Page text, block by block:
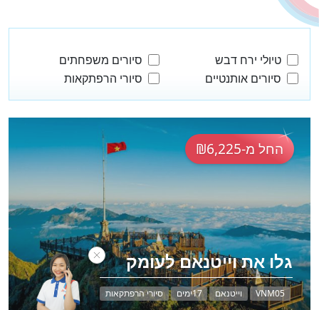
טיולי ירח דבש
סיורים משפחתים
סיורים אותנטיים
סיורי הרפתקאות
החל מ-₪6,225
גלו את וייטנאם לעומק
VNM05 וייטנאם 17ימים סיורי הרפתקאות